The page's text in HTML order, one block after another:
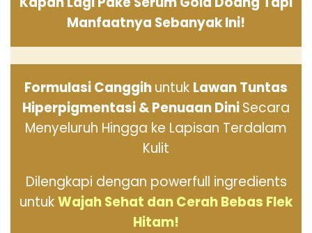
Manfaatnya Sebanyak Ini!
Formulasi Canggihuntuk Lawan Tuntas
Hiperpigmentasi & Penuaan DiniSecara
Menyeluruh Hingga ke Lapisan Terdalam
Kulit
Dilengkapi dengan powerfull ingredients
untukWajah Sehat dan Cerah Bebas Flek
Hitam!